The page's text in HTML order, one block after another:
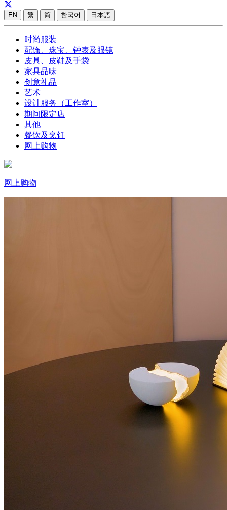
EN 繁 简 한국어 日本語
时尚服装
配饰、珠宝、钟表及眼镜
皮具、皮鞋及手袋
家具品味
创意礼品
艺术
设计服务（工作室）
期间限定店
其他
餐饮及烹饪
网上购物
网上购物